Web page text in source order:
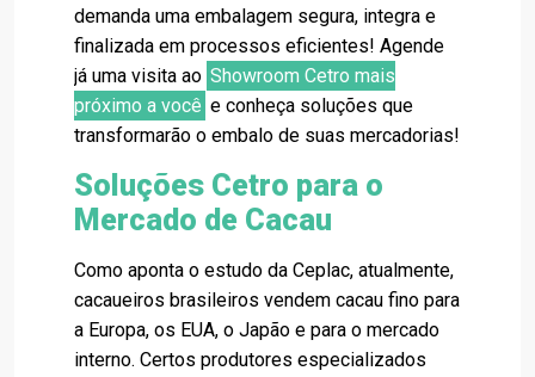
demanda uma embalagem segura, integra e
finalizada em processos eficientes! Agende
já uma visita ao Showroom Cetro mais
próximo a você e conheça soluções que
transformarão o embalo de suas mercadorias!
Soluções Cetro para o
Mercado de Cacau
Como aponta o estudo da Ceplac, atualmente,
cacaueiros brasileiros vendem cacau fino para
a Europa, os EUA, o Japão e para o mercado
interno. Certos produtores especializados